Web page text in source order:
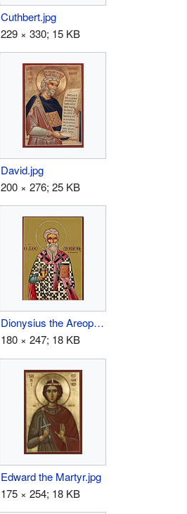
Cuthbert.jpg
229 × 330; 15 KB
David.jpg
200 × 276; 25 KB
Dionysius the Areopagite.jpg
180 × 247; 18 KB
Edward the Martyr.jpg
175 × 254; 18 KB